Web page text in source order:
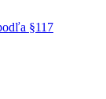
§117